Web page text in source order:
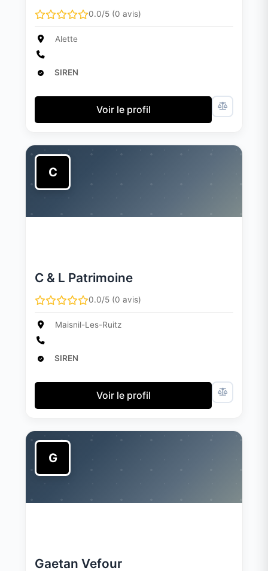
0.0/5 (0 avis)
Alette
SIREN
Voir le profil
C
C & L Patrimoine
0.0/5 (0 avis)
Maisnil-Les-Ruitz
SIREN
Voir le profil
G
Gaetan Vefour